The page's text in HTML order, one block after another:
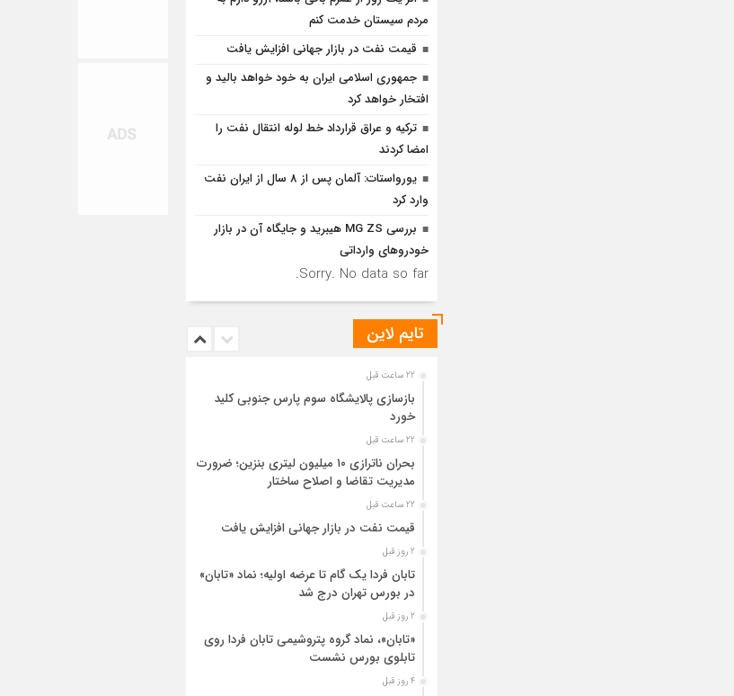
مردم سیستان خدمت کنم
قیمت نفت در بازار جهانی افزایش یافت
جمهوری اسلامی ایران به خود خواهد بالید و
افتخار خواهد کرد
ترکیه و عراق قرارداد خط لوله انتقال نفت را
امضا کردند
یورواستات: آلمان پس از 8 سال از ایران نفت
وارد کرد
بررسی MG ZS هیبرید و جایگاه آن در بازار
خودروهای وارداتی
Sorry. No data so far.
تایم لاین
22 ساعت قبل
بازسازی پالایشگاه سوم پارس جنوبی کلید
خورد
22 ساعت قبل
بحران ناترازی ۱۰ میلیون لیتری بنزین؛ ضرورت
مدیریت تقاضا و اصلاح ساختار
22 ساعت قبل
قیمت نفت در بازار جهانی افزایش یافت
2 روز قبل
تابان فردا یک گام تا عرضه اولیه؛ نماد «تابان»
در بورس تهران درج شد
2 روز قبل
«تابان»، نماد گروه پتروشیمی تابان فردا روی
تابلوی بورس نشست
4 روز قبل